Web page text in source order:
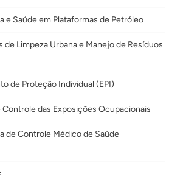
e Saúde em Plataformas de Petróleo
de Limpeza Urbana e Manejo de Resíduos
de Proteção Individual (EPI)
Controle das Exposições Ocupacionais
de Controle Médico de Saúde